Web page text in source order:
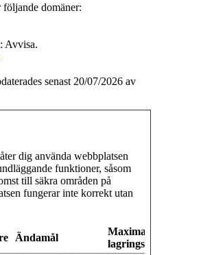
domäner:
Avvisa.
senast 20/07/2026 av
dig använda webbplatsen
funktioner, såsom
till säkra områden på
fungerar inte korrekt utan
Ändamål
Maximal
lagringstid